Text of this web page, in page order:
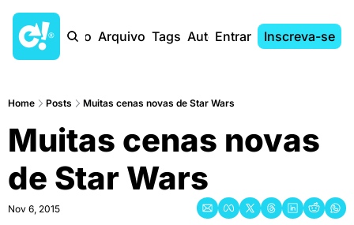
Início Arquivo Tags AutoresEntrar Inscreva-se
Home Posts Muitas cenas novas de Star Wars
Muitas cenas novas
de Star Wars
Nov 6, 2015